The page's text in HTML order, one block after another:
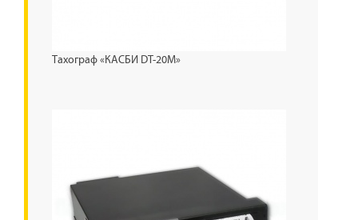
Тахограф «КАСБИ DT-20М»